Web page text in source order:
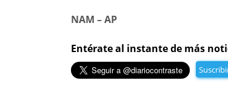
NAM – AP
Entérate al instante de más